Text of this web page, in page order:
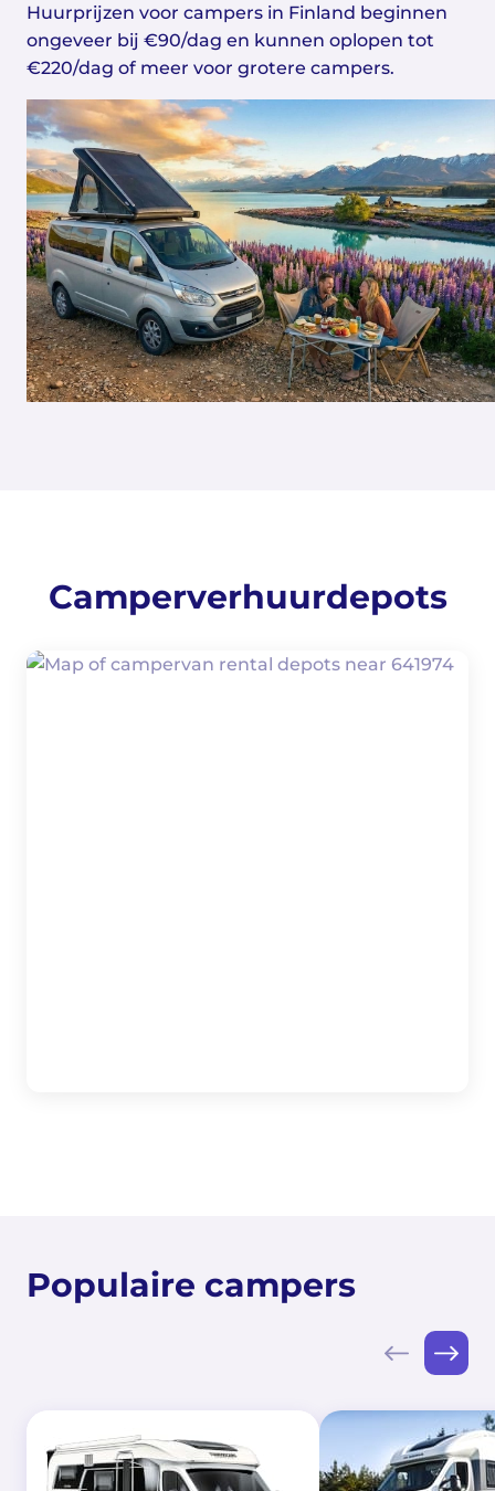
Huurprijzen voor campers in Finland beginnen
ongeveer bij €90/dag en kunnen oplopen tot
€220/dag of meer voor grotere campers.
Camperverhuurdepots
Populaire campers